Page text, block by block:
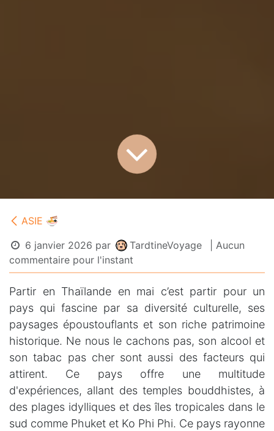
ASIE 🍜
6 janvier 2026 par TardtineVoyage
| Aucun
commentaire pour l'instant
Partir en Thaïlande en mai c’est partir pour un
pays qui fascine par sa diversité culturelle, ses
paysages époustouflants et son riche patrimoine
historique. Ne nous le cachons pas, son alcool et
son tabac pas cher sont aussi des facteurs qui
attirent. Ce pays offre une multitude
d'expériences, allant des temples bouddhistes, à
des plages idylliques et des îles tropicales dans le
sud comme Phuket et Ko Phi Phi. Ce pays rayonne